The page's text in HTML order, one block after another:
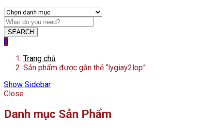
SEARCH
0
Trang chủ
Sản phẩm được gắn thẻ “lygiay2lop”
Show Sidebar
Close
Danh mục Sản Phẩm